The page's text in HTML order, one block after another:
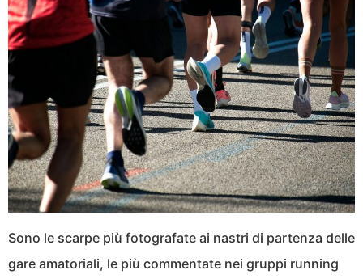
Sono le scarpe più fotografate ai nastri di partenza delle
gare amatoriali, le più commentate nei gruppi running